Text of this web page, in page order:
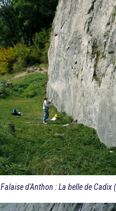
Falaise d'Anthon : La belle de Cadix